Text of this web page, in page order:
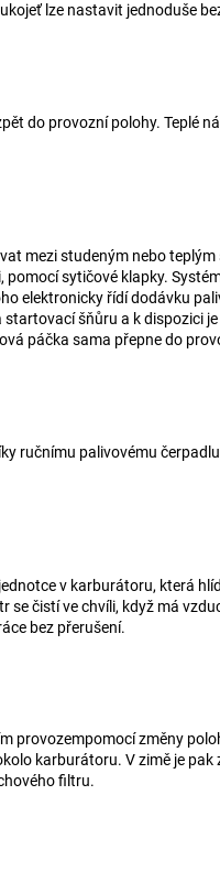
lze nastavit jednoduše
do provozní polohy. Teplé
mezi studeným nebo
pomocí sytičové klapky.
elektronicky řídí dodávku
šňůru a k dispozici
páčka sama přepne do
ručnímu palivovému
v karburátoru, která
čistí ve chvíli, když má
bez přerušení.
provozempomocí změny
karburátoru. V zimě je pak
filtru.